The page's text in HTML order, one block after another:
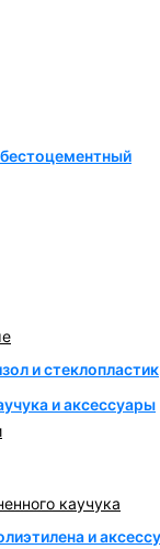
и стеклопластик
и аксессуары
каучука
и